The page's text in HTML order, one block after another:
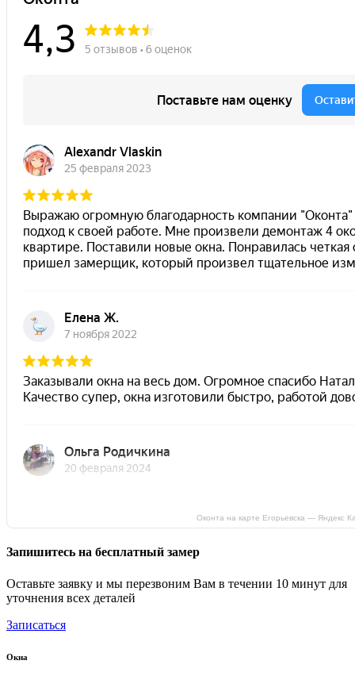
Оконта на карте Егорьевска — Яндекс
Запишитесь на бесплатный замер
Оставьте заявку и мы перезвоним Вам в течении 10 минут для
уточнения всех деталей
Записаться
Окна